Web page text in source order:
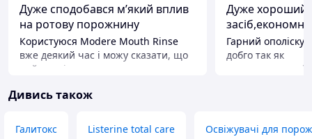
Дуже сподобався мʼякий вплив
на ротову порожнину
Користуюся Modere Mouth Rinse
вже деякий час і можу сказати, що
цей ополіскувач справив дуже
сподобався його м’який вплив на
багатьох інших засобів, він не
Дуже хороший
Гарний
добго так як
Невеликий
Дивись також
Галитокс Listerine total care Освіжувачі для